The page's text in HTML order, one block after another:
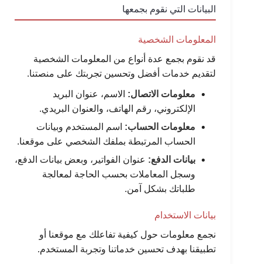
البيانات التي نقوم بجمعها
المعلومات الشخصية
قد نقوم بجمع عدة أنواع من المعلومات الشخصية
لتقديم خدمات أفضل وتحسين تجربتك على منصتنا.
معلومات الاتصال: الاسم، عنوان البريد
الإلكتروني، رقم الهاتف، والعنوان البريدي.
معلومات الحساب: اسم المستخدم وبيانات
الحساب المرتبطة بملفك الشخصي على موقعنا.
بيانات الدفع: عنوان الفواتير، وبعض بيانات الدفع،
وسجل المعاملات بحسب الحاجة لمعالجة
طلباتك بشكل آمن.
بيانات الاستخدام
نجمع معلومات حول كيفية تفاعلك مع موقعنا أو
تطبيقنا بهدف تحسين خدماتنا وتجربة المستخدم.